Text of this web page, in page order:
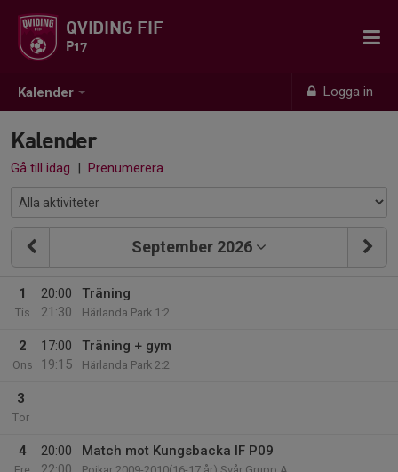
Kalender Logga in
QVIDING FIF
P17
Kalender
Gå till idag | Prenumerera
September 2026
1
Tis
20:00
21:30
Träning
Härlanda Park 1:2
2
Ons
17:00
19:15
Träning + gym
Härlanda Park 2:2
3
Tor
4
20:00
Match mot Kungsbacka IF P09